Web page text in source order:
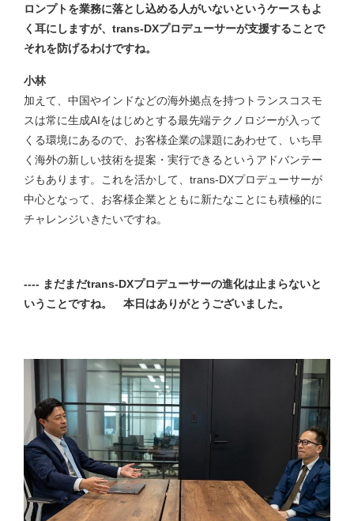
ロンプトを業務に落とし込める人がいないというケースもよ
く耳にしますが、trans-DXプロデューサーが支援することで
それを防げるわけですね。
小林
加えて、中国やインドなどの海外拠点を持つトランスコスモ
スは常に生成AIをはじめとする最先端テクノロジーが入って
くる環境にあるので、お客様企業の課題にあわせて、いち早
く海外の新しい技術を提案・実行できるというアドバンテー
ジもあります。これを活かして、trans-DXプロデューサーが
中心となって、お客様企業とともに新たなことにも積極的に
チャレンジいきたいですね。
---- まだまだtrans-DXプロデューサーの進化は止まらないと
いうことですね。 本日はありがとうございました。